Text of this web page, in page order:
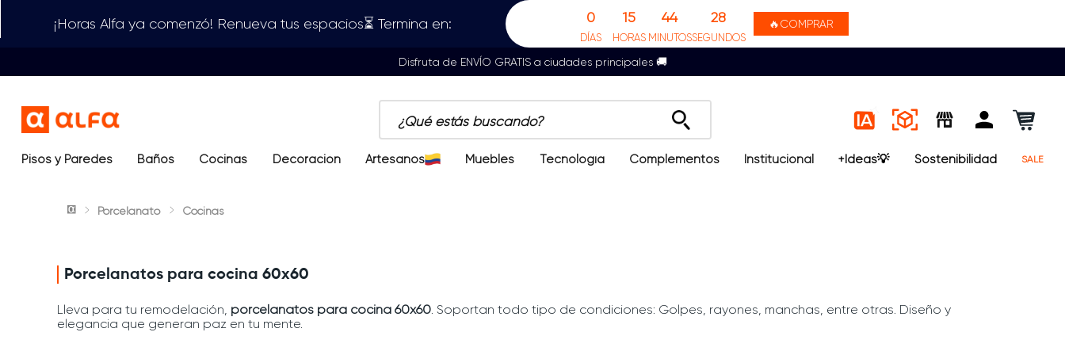
¡Horas Alfa ya comenzó! Renueva tus espacios⏳ Termina en: 0
DÍAS
15
HORAS
44
MINUTOS
28
SEGUNDOS
🔥COMPRAR
Disfruta de ENVÍO GRATIS a ciudades principales 🚚
¿Qué estás buscando?
Pisos y Paredes Baños Cocinas Decoración Artesanos Muebles Tecnología Complementos Institucional +Ideas💡 Sostenibilidad SALE
Porcelanato Cocinas
Porcelanatos para cocina 60x60
Lleva para tu remodelación, porcelanatos para cocina 60x60. Soportan todo tipo de condiciones: Golpes, rayones, manchas, entre otras. Diseño y
elegancia que generan paz en tu mente.
Términos más buscados
2. sanitario
ocean blue